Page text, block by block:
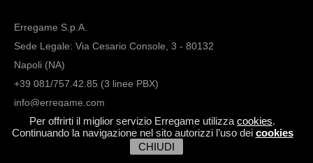
Per offrirti il miglior servizio Erregame utilizza cookies.
Continuando la navigazione nel sito autorizzi l’uso dei cookies
CHIUDI
Erregame S.p.A.
Sede Legale: Via Cesario Console, 3 - 80132
Napoli (NA)
+39 081/757.42.85 (3 linee PBX)
info@erregame.com